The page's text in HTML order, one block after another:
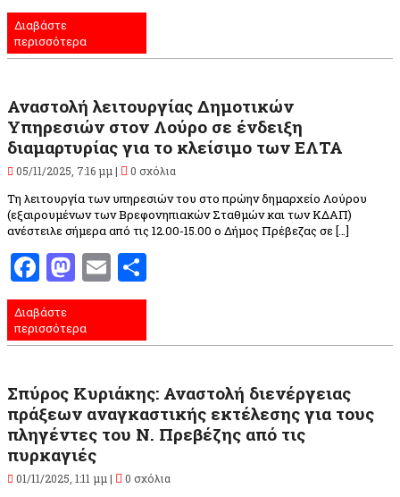
Διαβάστε
περισσότερα
Αναστολή λειτουργίας Δημοτικών
Υπηρεσιών στον Λούρο σε ένδειξη
διαμαρτυρίας για το κλείσιμο των ΕΛΤΑ
05/11/2025, 7:16 μμ | 0 σχόλια
Τη λειτουργία των υπηρεσιών του στο πρώην δημαρχείο Λούρου
(εξαιρουμένων των Βρεφονηπιακών Σταθμών και των ΚΔΑΠ)
ανέστειλε σήμερα από τις 12.00-15.00 ο Δήμος Πρέβεζας σε […]
Facebook
Mastodon
Email
Διαβάστε
περισσότερα
Σπύρος Κυριάκης: Αναστολή διενέργειας
πράξεων αναγκαστικής εκτέλεσης για τους
πληγέντες του Ν. Πρεβέζης από τις
πυρκαγιές
01/11/2025, 1:11 μμ | 0 σχόλια